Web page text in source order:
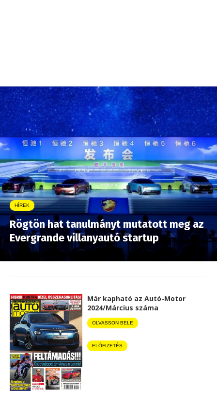
HÍREK
Rögtön hat tanulmányt mutatott meg az
Evergrande villanyautó startup
Már kapható az Autó-Motor
2024/Március száma
OLVASSON BELE
ELŐFIZETÉS